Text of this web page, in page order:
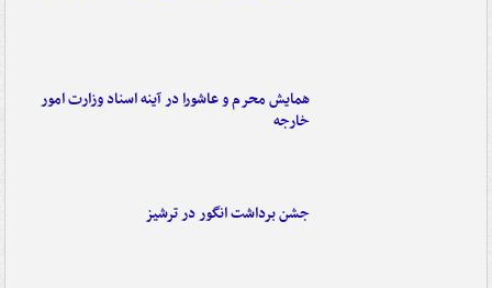
همایش محرم و عاشورا در آینه اسناد وزارت امور
خارجه
جشن برداشت انگور در ترشیز